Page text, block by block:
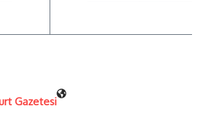
Gazetesi